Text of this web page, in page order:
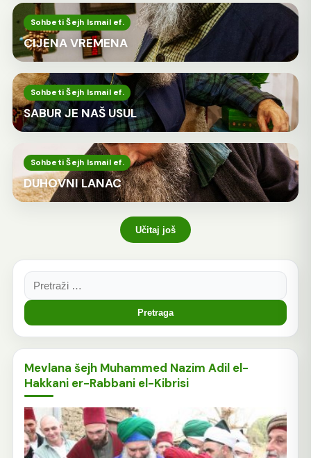
Sohbeti Šejh Ismail ef.
CIJENA VREMENA
Sohbeti Šejh Ismail ef.
SABUR JE NAŠ USUL
Sohbeti Šejh Ismail ef.
DUHOVNI LANAC
Učitaj još
Pretraga:
Mevlana šejh Muhammed Nazim Adil el-
Hakkani er-Rabbani el-Kibrisi